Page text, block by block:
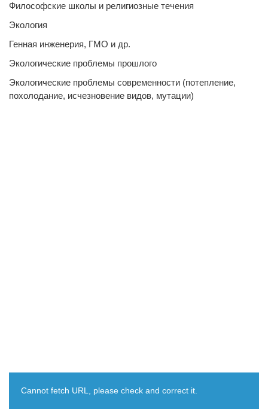
Философские школы и религиозные течения
Экология
Генная инженерия, ГМО и др.
Экологические проблемы прошлого
Экологические проблемы современности (потепление,
похолодание, исчезновение видов, мутации)
Cannot fetch URL, please check and correct it.